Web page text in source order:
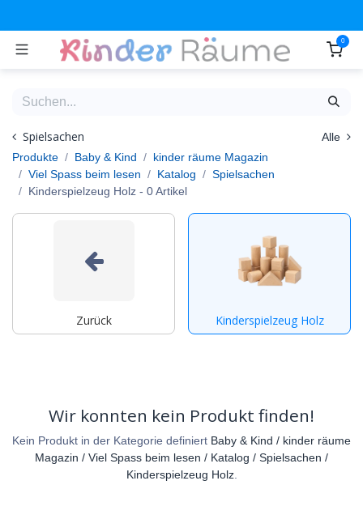
0
Spielsachen
Alle
Produkte
Baby & Kind
kinder räume Magazin
Viel Spass beim lesen
Katalog
Spielsachen
Kinderspielzeug Holz - 0 Artikel
Zurück Kinderspielzeug Holz
Wir konnten kein Produkt finden!
Kein Produkt in der Kategorie definiert Baby & Kind / kinder räume
Magazin / Viel Spass beim lesen / Katalog / Spielsachen /
Kinderspielzeug Holz.